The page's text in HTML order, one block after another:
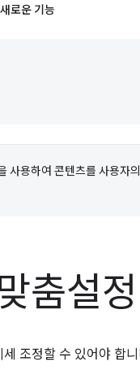
로운 기능
사용하여 콘텐츠를 사용자
춤설
조정할 수 있어야 합